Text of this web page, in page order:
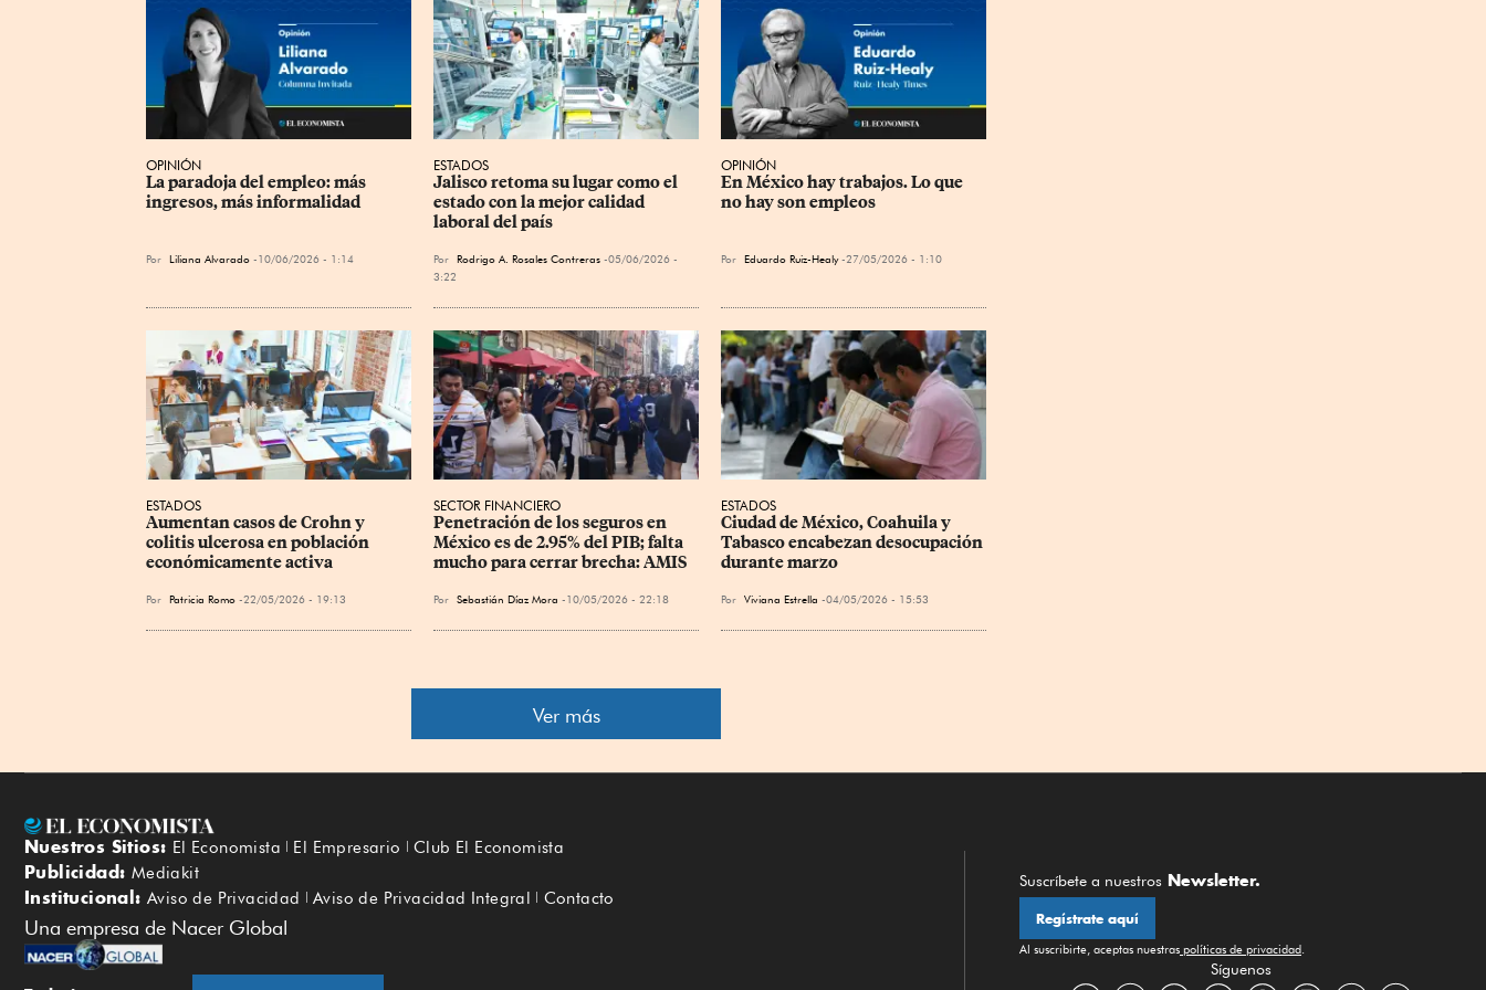
OPINIÓN
La paradoja del empleo: más
ingresos, más informalidad
Por Liliana Alvarado 10/06/2026 - 1:14
ESTADOS
Jalisco retoma su lugar como el
estado con la mejor calidad
laboral del país
Por Rodrigo A. Rosales Contreras 05/06/2026 -
3:22
OPINIÓN
En México hay trabajos. Lo que
no hay son empleos
Por Eduardo Ruiz-Healy 27/05/2026 - 1:10
ESTADOS
Aumentan casos de Crohn y
colitis ulcerosa en población
económicamente activa
Por Patricia Romo 22/05/2026 - 19:13
SECTOR FINANCIERO
Penetración de los seguros en
México es de 2.95% del PIB; falta
mucho para cerrar brecha: AMIS
Por Sebastián Díaz Mora 10/05/2026 - 22:18
ESTADOS
Ciudad de México, Coahuila y
Tabasco encabezan desocupación
durante marzo
Por Viviana Estrella 04/05/2026 - 15:53
Ver más
Nuestros Sitios: El Economista El Empresario Club El Economista
Publicidad: Mediakit
Institucional: Aviso de Privacidad Aviso de Privacidad Integral Contacto
Una empresa de Nacer Global
Suscríbete a nuestros Newsletter.
Regístrate aquí
Al suscribirte, aceptas nuestras políticas de privacidad
Síguenos